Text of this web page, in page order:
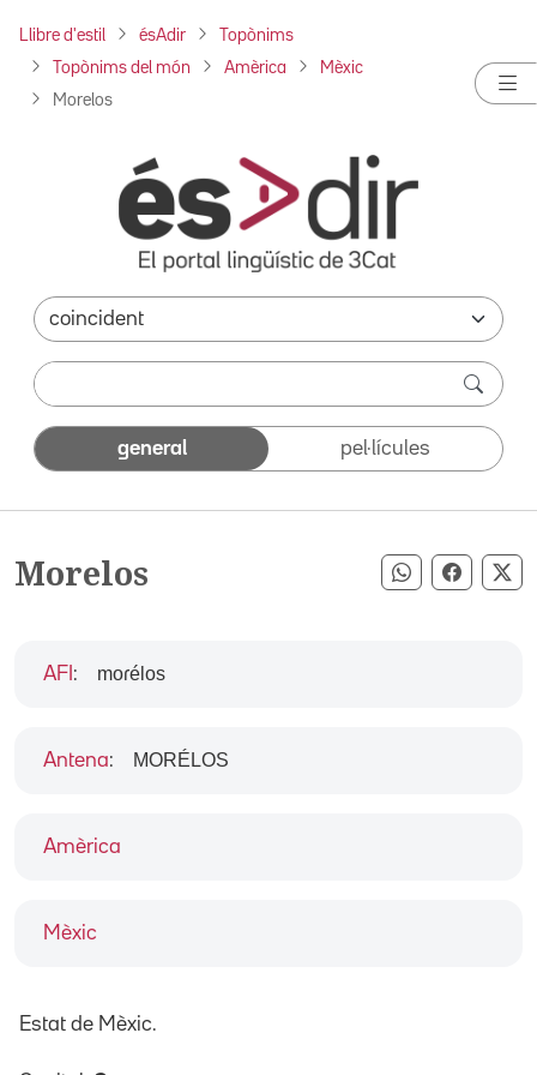
Llibre d'estil ésAdir Topònims
Topònims del món Amèrica Mèxic
Morelos
general pel·lícules
Morelos Compartir
Amèrica
Mèxic
AFI : moɾélos
Antena: MORÉLOS
Estat de Mèxic.